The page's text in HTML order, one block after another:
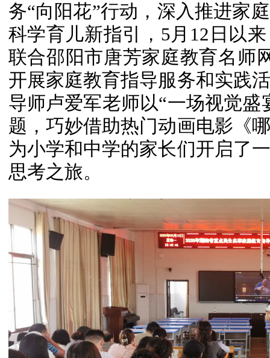
务“向阳花”行动，深入推进家
科学育儿新指引，5月12日以
联合邵阳市唐芳家庭教育名师
开展家庭教育指导服务和实践
导师卢爱军老师以“一场视觉
题，巧妙借助热门动画电影《
为小学和中学的家长们开启了
思考之旅。